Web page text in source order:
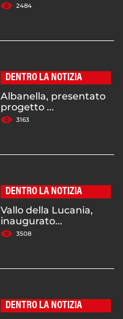
2484
DENTRO LA NOTIZIA
Albanella, presentato
progetto ...
3163
DENTRO LA NOTIZIA
Vallo della Lucania,
inaugurato...
3508
DENTRO LA NOTIZIA